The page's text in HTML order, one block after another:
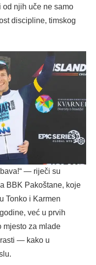
od njih uče ne samo
discipline, timskog
— riječi su
BBK Pakoštane, koje
Tonko i Karmen
već u prvih
mjesto za mlade
— kako u